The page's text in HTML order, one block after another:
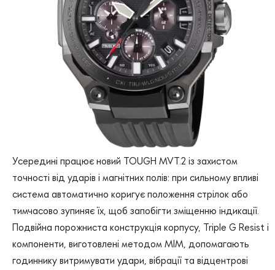
Усередині працює новий TOUGH MVT.2 із захистом
точності від ударів і магнітних полів: при сильному впливі
система автоматично коригує положення стрілок або
тимчасово зупиняє їх, щоб запобігти зміщенню індикації.
Подвійна порожниста конструкція корпусу, Triple G Resist і
компоненти, виготовлені методом MIM, допомагають
годиннику витримувати удари, вібрації та відцентрові